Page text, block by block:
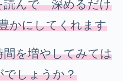
読んで 深めるだけ
かにしてくれます
間を増やしてみては
でしょうか？